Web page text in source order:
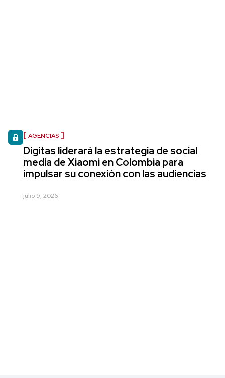
AGENCIAS
Digitas liderará la estrategia de social
media de Xiaomi en Colombia para
impulsar su conexión con las audiencias
julio 9, 2026